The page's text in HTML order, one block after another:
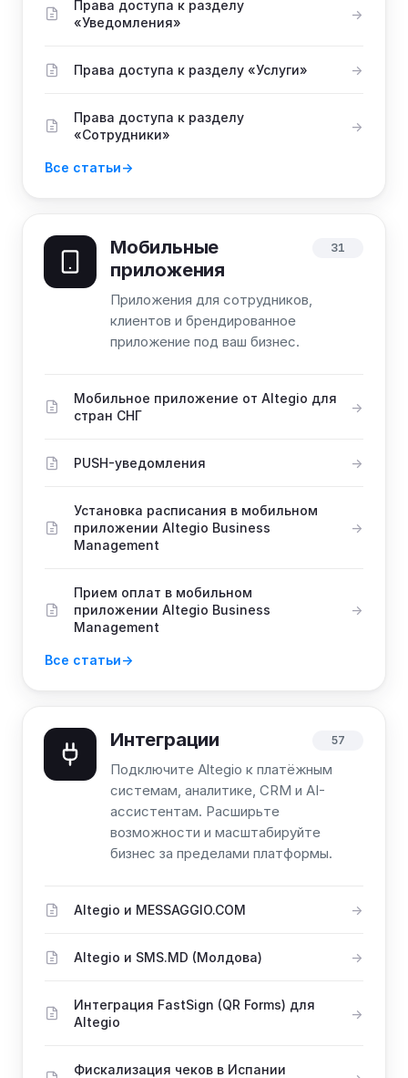
Права доступа к разделу
«Уведомления»
Права доступа к разделу «Услуги»
Права доступа к разделу
«Сотрудники»
Все статьи
Мобильные
приложения
31
Приложения для сотрудников,
клиентов и брендированное
приложение под ваш бизнес.
Мобильное приложение от Altegio для
стран СНГ
PUSH-уведомления
Установка расписания в мобильном
приложении Altegio Business
Management
Прием оплат в мобильном
приложении Altegio Business
Management
Все статьи
Интеграции 57
Подключите Altegio к платёжным
системам, аналитике, CRM и AI-
ассистентам. Расширьте
возможности и масштабируйте
бизнес за пределами платформы.
Altegio и MESSAGGIO.COM
Altegio и SMS.MD (Молдова)
Интеграция FastSign (QR Forms) для
Altegio
Фискализация чеков в Испании